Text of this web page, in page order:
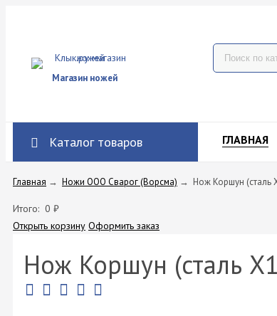
Магазин ножей
Каталог товаров ГЛАВНАЯ
Главная → Ножи ООО Сварог (Ворсма) → Нож Коршун (сталь
Итого: 0 ₽
Открыть корзину Оформить заказ
Нож Коршун (сталь